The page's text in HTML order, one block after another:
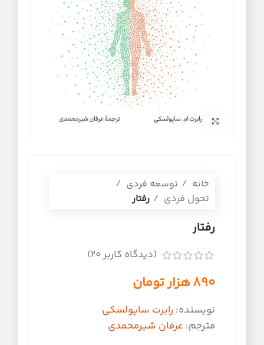
برای بزرگنمایی کلیک کنید
خانه
توسعه فردی
تحول فردی
رفتار
رفتار
(دیدگاه کاربر20
)
۸۹۰هزار تومان
نویسنده: رابرت ساپولسکی
مترجم: عرفان شیرمحمدی